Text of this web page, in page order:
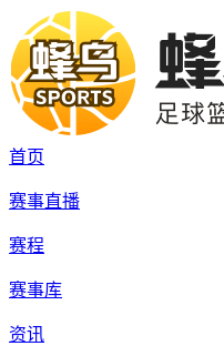
首页
赛事直播
赛程
赛事库
资讯